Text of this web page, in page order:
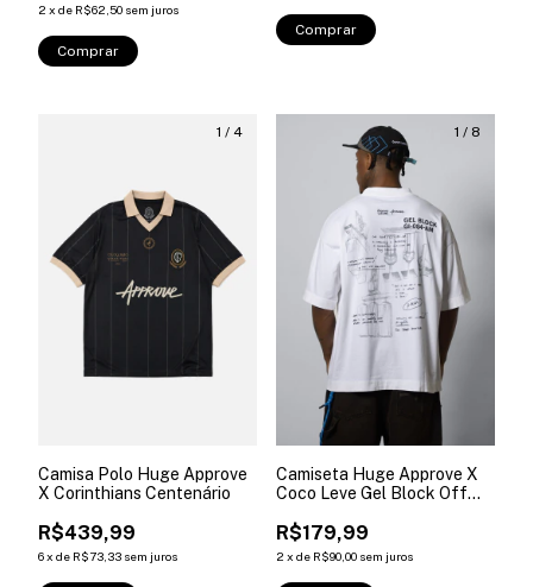
2 x de R$62,50 sem juros
Comprar
Comprar
1 / 4
Camisa Polo Huge Approve
X Corinthians Centenário
R$439,99
6x de R$73,33 sem juros
1 / 8
Camiseta Huge Approve X
Coco Leve Gel Block Off
R$179,99
2 x de R$90,00 sem juros